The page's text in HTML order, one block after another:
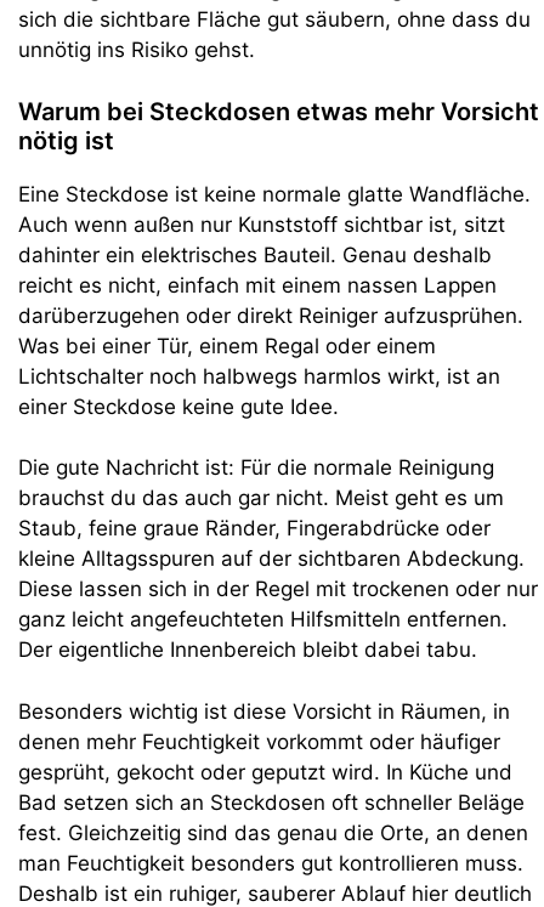
sich die sichtbare Fläche gut säubern, ohne dass du
unnötig ins Risiko gehst.
Warum bei Steckdosen etwas mehr Vorsicht
nötig ist
Eine Steckdose ist keine normale glatte Wandfläche.
Auch wenn außen nur Kunststoff sichtbar ist, sitzt
dahinter ein elektrisches Bauteil. Genau deshalb
reicht es nicht, einfach mit einem nassen Lappen
darüberzugehen oder direkt Reiniger aufzusprühen.
Was bei einer Tür, einem Regal oder einem
Lichtschalter noch halbwegs harmlos wirkt, ist an
einer Steckdose keine gute Idee.
Die gute Nachricht ist: Für die normale Reinigung
brauchst du das auch gar nicht. Meist geht es um
Staub, feine graue Ränder, Fingerabdrücke oder
kleine Alltagsspuren auf der sichtbaren Abdeckung.
Diese lassen sich in der Regel mit trockenen oder nur
ganz leicht angefeuchteten Hilfsmitteln entfernen.
Der eigentliche Innenbereich bleibt dabei tabu.
Besonders wichtig ist diese Vorsicht in Räumen, in
denen mehr Feuchtigkeit vorkommt oder häufiger
gesprüht, gekocht oder geputzt wird. In Küche und
Bad setzen sich an Steckdosen oft schneller Beläge
fest. Gleichzeitig sind das genau die Orte, an denen
man Feuchtigkeit besonders gut kontrollieren muss.
Deshalb ist ein ruhiger, sauberer Ablauf hier deutlich